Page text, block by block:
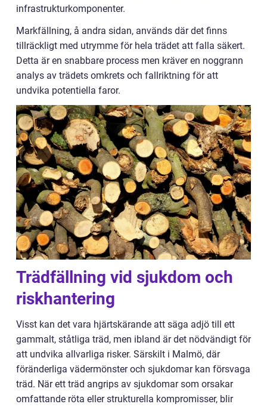
infrastrukturkomponenter.
Markfällning, å andra sidan, används där det finns
tillräckligt med utrymme för hela trädet att falla säkert.
Detta är en snabbare process men kräver en noggrann
analys av trädets omkrets och fallriktning för att
undvika potentiella faror.
Trädfällning vid sjukdom och
riskhantering
Visst kan det vara hjärtskärande att säga adjö till ett
gammalt, ståtliga träd, men ibland är det nödvändigt för
att undvika allvarliga risker. Särskilt i Malmö, där
föränderliga vädermönster och sjukdomar kan försvaga
träd. När ett träd angrips av sjukdomar som orsakar
omfattande röta eller strukturella kompromisser, blir